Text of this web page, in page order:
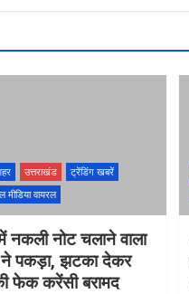
उत्तराखंड
ट्रेंडिंग खबरें
मीडिया वायरल
नकली नोट चलाने वाला
ने पकड़ा, झटका देकर
फेक करेंसी बरामद